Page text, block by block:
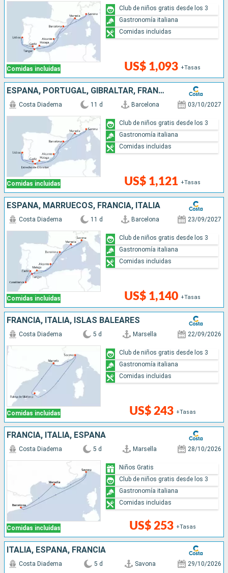
Comidas incluidas US$ 1,093 +Tasas
Club de niños gratis desde los 3
Gastronomía italiana
Comidas incluidas
ESPAÑA, PORTUGAL, GIBRALTAR, FRANCIA, ITALIA
Comidas incluidas
Costa Diadema 11 d Barcelona 03/10/2027
US$ 1,121 +Tasas
Club de niños gratis desde los 3
Gastronomía italiana
Comidas incluidas
ESPAÑA, MARRUECOS, FRANCIA, ITALIA
Comidas incluidas
Costa Diadema 11 d Barcelona 23/09/2027
US$ 1,140 +Tasas
Club de niños gratis desde los 3
Gastronomía italiana
Comidas incluidas
FRANCIA, ITALIA, ISLAS BALEARES
Comidas incluidas
Costa Diadema 5 d Marsella 22/09/2026
US$ 243 +Tasas
Club de niños gratis desde los 3
Gastronomía italiana
Comidas incluidas
FRANCIA, ITALIA, ESPAÑA
Comidas incluidas
Costa Diadema 5 d Marsella 28/10/2026
US$ 253 +Tasas
Niños Gratis
Club de niños gratis desde los 3
Gastronomía italiana
Comidas incluidas
ITALIA, ESPAÑA, FRANCIA
Costa Diadema 5 d Savona 29/10/2026